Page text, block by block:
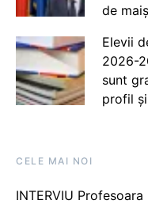
de
Elevii
2026-
sunt
profil
CELE MAI NOI
INTERVIU